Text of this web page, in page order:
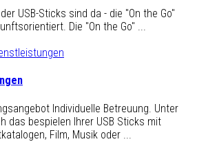
USB-Sticks sind da - die "On the Go"
Die "On the Go" ...
Individuelle Betreuung. Unter
das bespielen Ihrer USB Sticks mit
Film, Musik oder ...